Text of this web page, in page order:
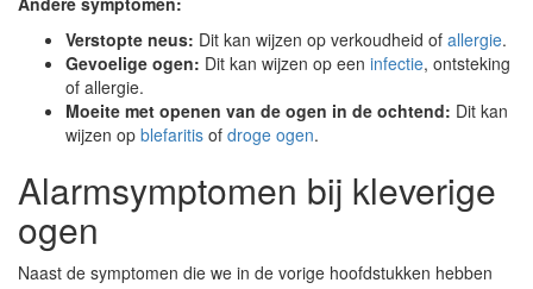
Verstopte neus: Dit kan wijzen op verkoudheid of allergie.
Gevoelige ogen: Dit kan wijzen op een infectie, ontsteking
of allergie.
Moeite met openen van de ogen in de ochtend: Dit kan
wijzen op blefaritis of droge ogen.
Alarmsymptomen bij kleverige
ogen
Naast de symptomen die we in de vorige hoofdstukken hebben